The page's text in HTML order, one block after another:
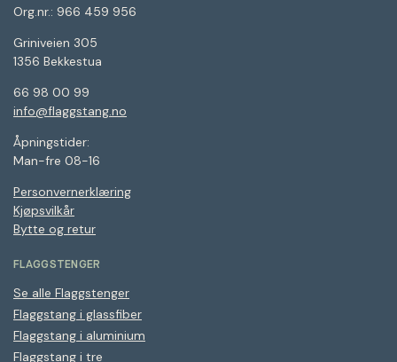
Org.nr.: 966 459 956
Griniveien 305
1356 Bekkestua
66 98 00 99
info@flaggstang.no
Åpningstider:
Man-fre 08-16
Personvernerklæring
Kjøpsvilkår
Bytte og retur
FLAGGSTENGER
Se alle Flaggstenger
Flaggstang i glassfiber
Flaggstang i aluminium
Flaggstang i tre